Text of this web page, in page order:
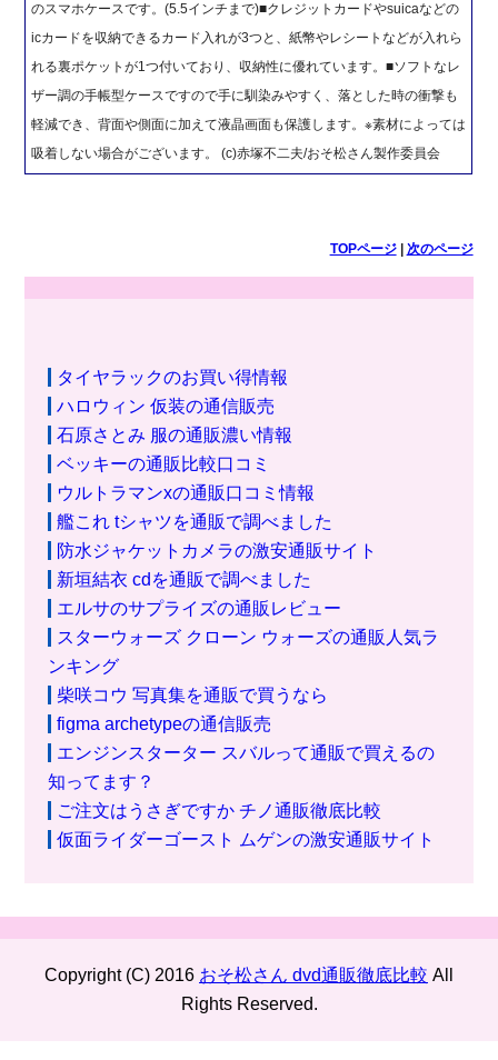
のスマホケースです。(5.5インチまで)■クレジットカードやsuicaなどの
icカードを収納できるカード入れが3つと、紙幣やレシートなどが入れら
れる裏ポケットが1つ付いており、収納性に優れています。■ソフトなレ
ザー調の手帳型ケースですので手に馴染みやすく、落とした時の衝撃も
軽減でき、背面や側面に加えて液晶画面も保護します。※素材によっては
吸着しない場合がございます。 (c)赤塚不二夫/おそ松さん製作委員会
TOPページ| 次のページ
タイヤラックのお買い得情報
ハロウィン 仮装の通信販売
石原さとみ 服の通販濃い情報
ベッキーの通販比較口コミ
ウルトラマンxの通販口コミ情報
艦これ tシャツを通販で調べました
防水ジャケットカメラの激安通販サイト
新垣結衣 cdを通販で調べました
エルサのサプライズの通販レビュー
スターウォーズ クローン ウォーズの通販人気ラ
ンキング
柴咲コウ 写真集を通販で買うなら
figma archetypeの通信販売
エンジンスターター スバルって通販で買えるの
知ってます？
ご注文はうさぎですか チノ通販徹底比較
仮面ライダーゴースト ムゲンの激安通販サイト
Copyright (C) 2016 おそ松さん dvd通販徹底比較 All
Rights Reserved.